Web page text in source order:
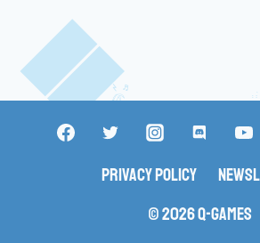
Privacy Policy
© 2026 Q-Games